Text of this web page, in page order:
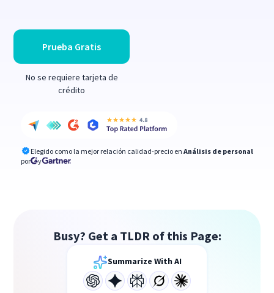
Prueba Gratis
No se requiere tarjeta de
crédito
Elegido como la mejor relación calidad-precio en Análisis de personal
por
y
Busy? Get a TLDR of this Page:
Summarize With AI